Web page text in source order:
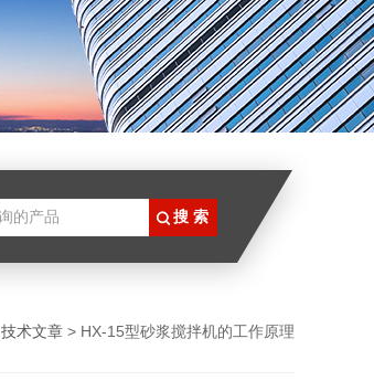
技术文章 > HX-15型砂浆搅拌机的工作原理